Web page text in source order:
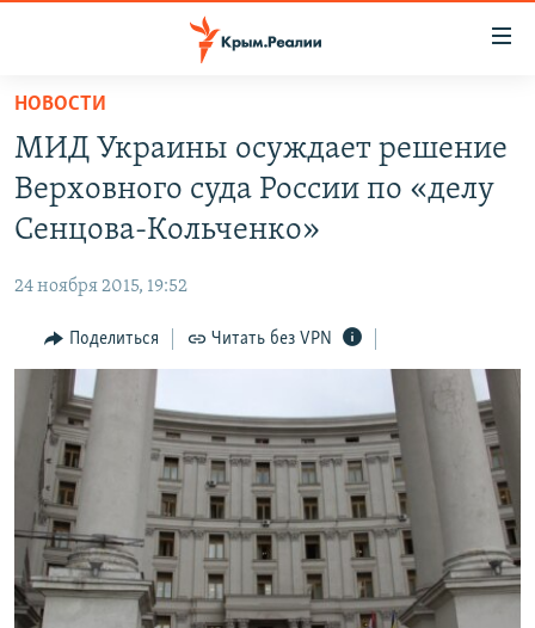
Вернуться
основному
содержанию
Вернутся
главной
навигации
Вернутся
поиску
СПЕЦПРОЕКТЫ
11 ЛЕТ ОККУПАЦИИ КРЫМА. 11 ИСТОРИЙ СОПРОТИВЛЕНИЯ
ВОДА
ЕЩЕ
ИНТЕРАКТИВ
ИНФОГРАФИКА
ТЕЛЕПРОЕКТ КРЫМ.РЕАЛИИ
СОВЕТЫ ПРАВОЗАЩИТНИКОВ
ПРОПАВШИЕ БЕЗ ВЕСТИ
ПОБЕДИТЕЛЕЙ НЕ СУДЯТ?
КРЫМ.НЕПОКОРЕННЫЙ
РАДІО СВОБОДА
КАК ОБОЙТИ БЛОКИРОВКУ
Українською
Qırımtatar
ПРИСОЕДИНЯЙТЕСЬ!
НОВОСТИ
МИД Украины осуждает решение
Верховного суда России по «делу
Сенцова-Кольченко»
24 ноября 2015, 19:52
Поделиться Читать без VPN